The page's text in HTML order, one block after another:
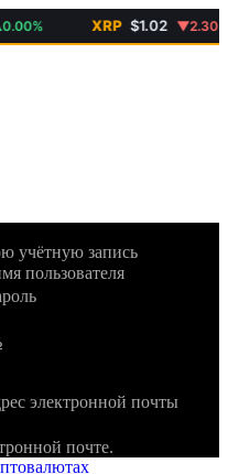
$1.02 ▼2.30%
учётную запись
пользователя
электронной почты
почте.